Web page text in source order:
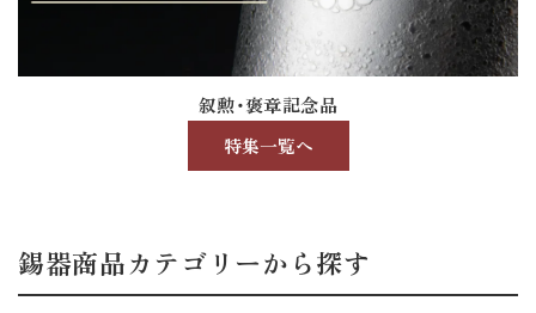
叙勲・褒章記念品
特集一覧へ
錫器商品カテゴリーから探す